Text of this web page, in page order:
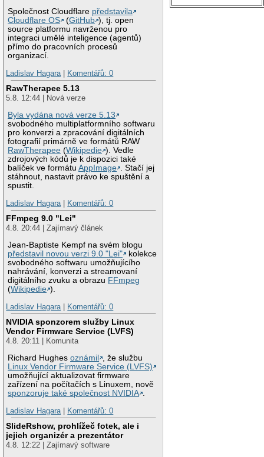
Společnost Cloudflare představila
Cloudflare OS
(GitHub ), tj. open
source platformu navrženou pro
integraci umělé inteligence (agentů)
přímo do pracovních procesů
organizací.
Ladislav Hagara
Komentářů: 0
RawTherapee 5.13
5.8. 12:44 | Nová verze
Byla vydána nová verze 5.13
svobodného multiplatformního softwaru
pro konverzi a zpracování digitálních
fotografií primárně ve formátů RAW
RawTherapee (Wikipedie ). Vedle
zdrojových kódů je k dispozici také
balíček ve formátuAppImage . Stačí jej
stáhnout, nastavit právo ke spuštění a
spustit.
Ladislav Hagara
Komentářů: 0
FFmpeg 9.0 "Lei"
4.8. 20:44 | Zajímavý článek
Jean-Baptiste Kempf na svém blogu
představil novou verzi 9.0 "Lei"
kolekce
svobodného softwaru umožňujícího
nahrávání, konverzi a streamovaní
digitálního zvuku a obrazu FFmpeg
(Wikipedie ).
Ladislav Hagara
Komentářů: 0
NVIDIA sponzorem služby Linux
Vendor Firmware Service (LVFS)
4.8. 20:11 | Komunita
Richard Hughesoznámil
, že službu
Linux Vendor Firmware Service (LVFS)
umožňující aktualizovat firmware
zařízení na počítačích s Linuxem, nově
sponzoruje také společnost NVIDIA .
Ladislav Hagara | Komentářů: 0
SlideRshow, prohlížeč fotek, ale i
jejich organizér a prezentátor
4.8. 12:22 | Zajímavý software